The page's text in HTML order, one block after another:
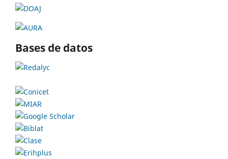
Bases de datos